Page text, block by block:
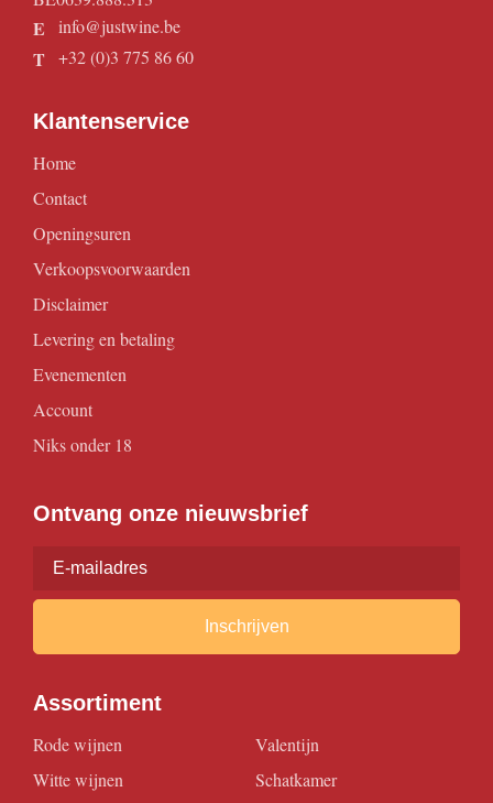
Assortiment
Rode wijnen
Witte wijnen
Valentijn
Schatkamer
Klantenservice
Home
Contact
Openingsuren
Verkoopsvoorwaarden
Disclaimer
Levering en betaling
Evenementen
Account
Niks onder 18
E info@justwine.be
T +32 (0)3 775 86 60
Ontvang onze nieuwsbrief
Inschrijven